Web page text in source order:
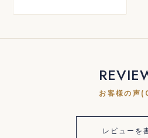
お客様の声
レビューを